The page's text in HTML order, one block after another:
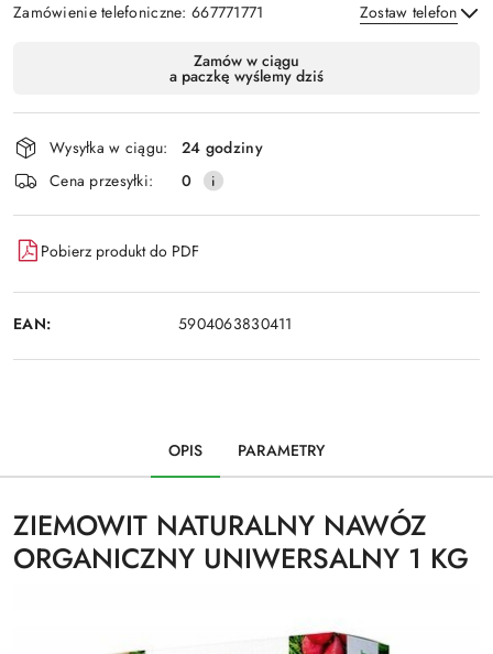
Zamówienie telefoniczne: 667771771 Zostaw telefon
Wyślij
dostawa
Zamów w ciągu
a paczkę wyślemy dziś
Wysyłka w ciągu:
24 godziny
Cena przesyłki:
0
Pobierz produkt do PDF
EAN: 5904063830411
OPIS PARAMETRY
ZIEMOWIT NATURALNY NAWÓZ
ORGANICZNY UNIWERSALNY 1 KG